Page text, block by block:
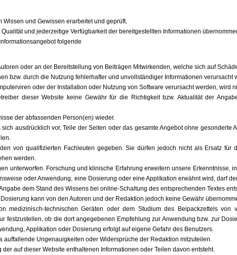
und Gewissen erarbeitet und geprüft.
und jederzeitige Verfügbarkeit der bereitgestellten Informationen
folgende
oder an der Bereitstellung von Beiträgen Mitwirkenden, welche sich auf
bzw. durch die Nutzung fehlerhafter und unvollständiger Informationen verursacht
oder der Installation oder Nutzung von Software verursacht werden, wird
dieser Website keine Gewähr für die Richtigkeit bzw. Aktualität der
der abfassenden Person(en) wieder.
ausdrücklich vor, Teile der Seiten oder das gesamte Angebot ohne gesonderte
von qualifizierten Fachleuten gegeben. Sie dürfen jedoch nicht als Ersatz für
werden.
unterworfen. Forschung und klinische Erfahrung erweitern unsere Erkenntnisse,
oder Anwendung, eine Dosierung oder eine Applikation erwähnt wird, darf
dem Stand des Wissens bei online-Schaltung des entsprechenden Textes
kann von den Autoren und der Redaktion jedoch keine Gewähr
medizinisch-technischen Geräten oder dem Studium des Beipackzettels von
ob die dort angegebenen Empfehlung zur Anwendung bzw. zur
Applikation oder Dosierung erfolgt auf eigene Gefahr des Benutzers.
Ungenauigkeiten oder Widersprüche der Redaktion mitzuteilen.
auf dieser Website enthaltenen Informationen oder Teilen davon entsteht.